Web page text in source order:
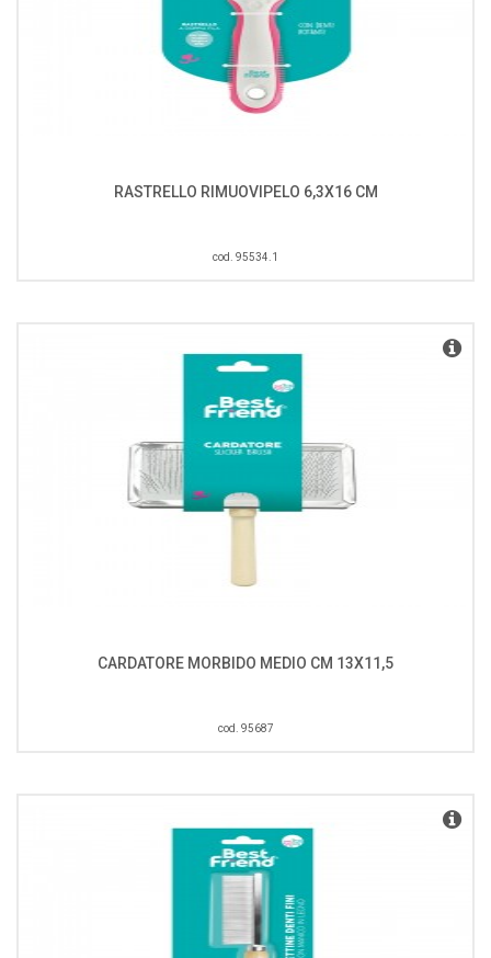
RASTRELLO RIMUOVIPELO 6,3X16 CM
cod. 95534.1
CARDATORE MORBIDO MEDIO CM 13X11,5
cod. 95687